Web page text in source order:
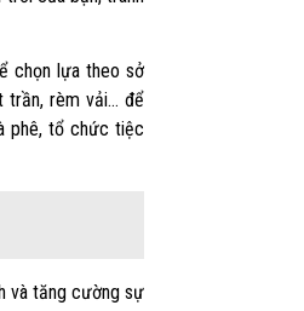
chọn lựa theo sở
trần, rèm vải… để
phê, tổ chức tiệc
và tăng cường sự